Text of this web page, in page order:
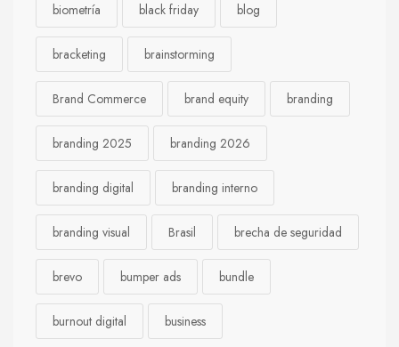
biometría black friday blog
bracketing brainstorming
Brand Commerce brand equity branding
branding 2025 branding 2026
branding digital branding interno
branding visual Brasil brecha de seguridad
brevo bumper ads bundle
burnout digital business